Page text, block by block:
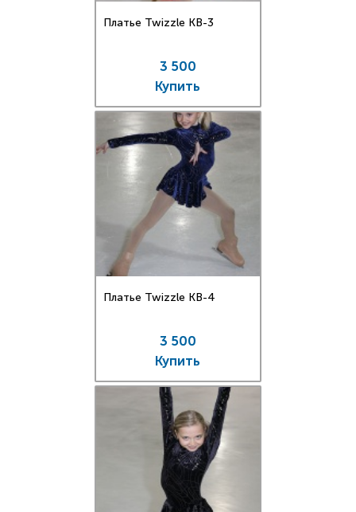
Платье Twizzle КВ-3
3 500
Купить
Платье Twizzle КВ-4
3 500
Купить